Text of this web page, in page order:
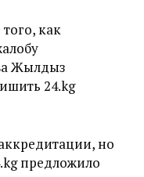
как
Жылдыз
24.kg
но
предложило